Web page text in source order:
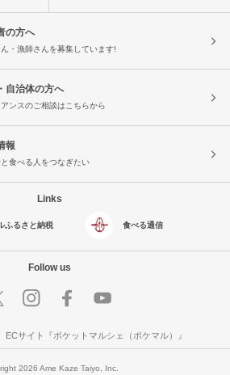
の方へ
・漁師さんを募集しています!
自治体の方へ
ンスのご相談はこちらから
報
食べる人をつなぎたい
Links
ふるさと納税 食べる通信
Follow us
ECサイト『ポケットマルシェ（ポケマル）』
2026 Ame Kaze Taiyo, Inc.